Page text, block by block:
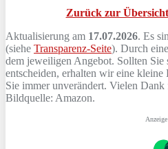
Zurück zur
Aktualisierung am 17.07.2026. Es
(siehe Transparenz-Seite). Durch
dem jeweiligen Angebot. Sollten
entscheiden, erhalten wir eine
Sie immer unverändert. Vielen
Bildquelle: Amazon.
Anzeige